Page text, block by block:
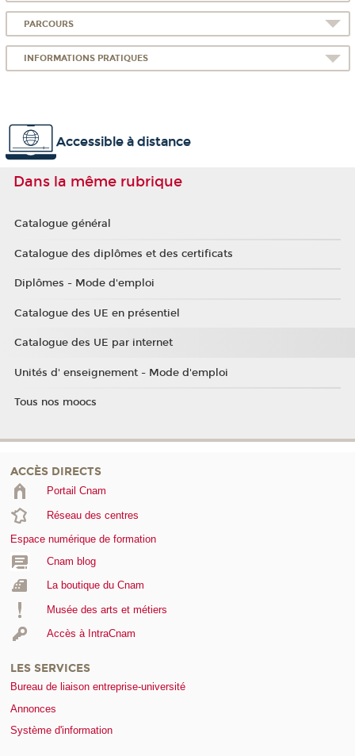
PARCOURS
INFORMATIONS PRATIQUES
Accessible à distance
Dans la même rubrique
Catalogue général
Catalogue des diplômes et des certificats
Diplômes - Mode d'emploi
Catalogue des UE en présentiel
Catalogue des UE par internet
Unités d' enseignement - Mode d'emploi
Tous nos moocs
ACCÈS DIRECTS
Portail Cnam
Réseau des centres
Espace numérique de formation
Cnam blog
La boutique du Cnam
Musée des arts et métiers
Accès à IntraCnam
LES SERVICES
Bureau de liaison entreprise-université
Annonces
Système d'information